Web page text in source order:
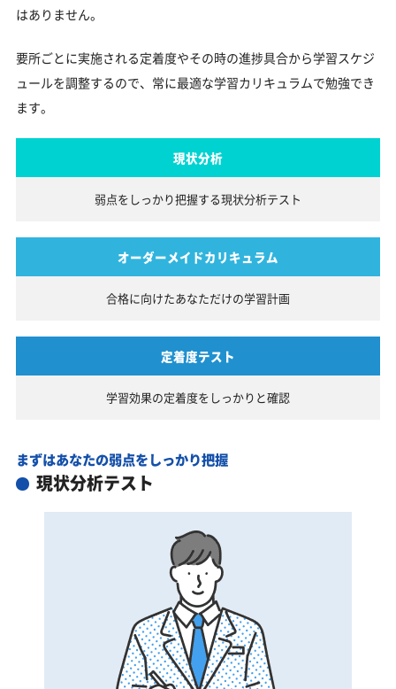
はありません。
要所ごとに実施される定着度やその時の進捗具合から学習スケジ
ュールを調整するので、常に最適な学習カリキュラムで勉強でき
ます。
現状分析
弱点をしっかり把握する現状分析テスト
オーダーメイドカリキュラム
合格に向けたあなただけの学習計画
定着度テスト
学習効果の定着度を しっかりと確認
まずはあなたの弱点をしっかり把握
現状分析テスト